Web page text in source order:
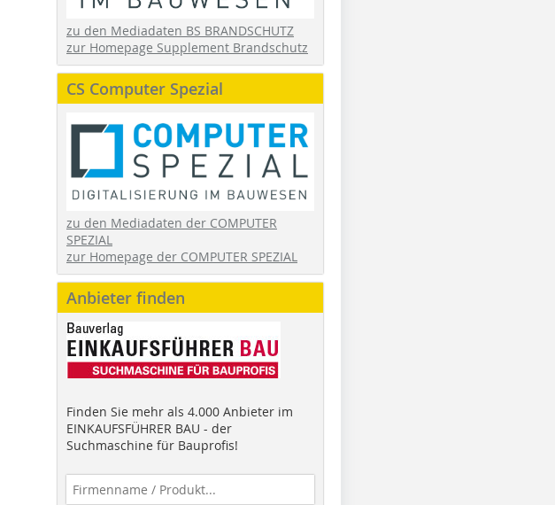
zu den Mediadaten BS BRANDSCHUTZ
zur Homepage Supplement Brandschutz
CS Computer Spezial
zu den Mediadaten der COMPUTER
SPEZIAL
zur Homepage der COMPUTER SPEZIAL
Anbieter finden
Finden Sie mehr als 4.000 Anbieter im
EINKAUFSFÜHRER BAU - der
Suchmaschine für Bauprofis!